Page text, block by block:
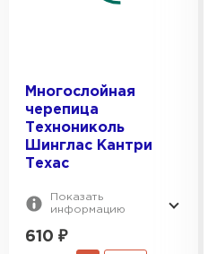
Многослойная
черепица
Технониколь
Шинглас Кантри
Техас
Показать
информацию
610 ₽